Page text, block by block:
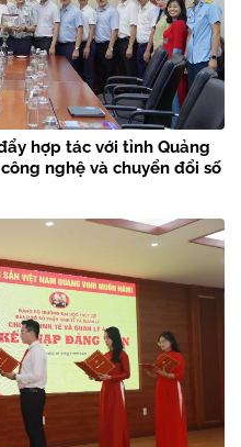
hợp tác với tỉnh Quảng
nghệ và chuyển đổi số